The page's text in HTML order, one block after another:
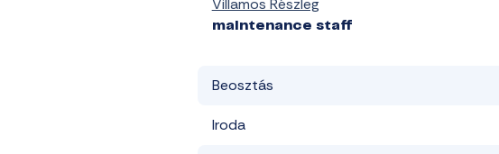
Villamos Részleg
maintenance staff
Beosztás
Iroda